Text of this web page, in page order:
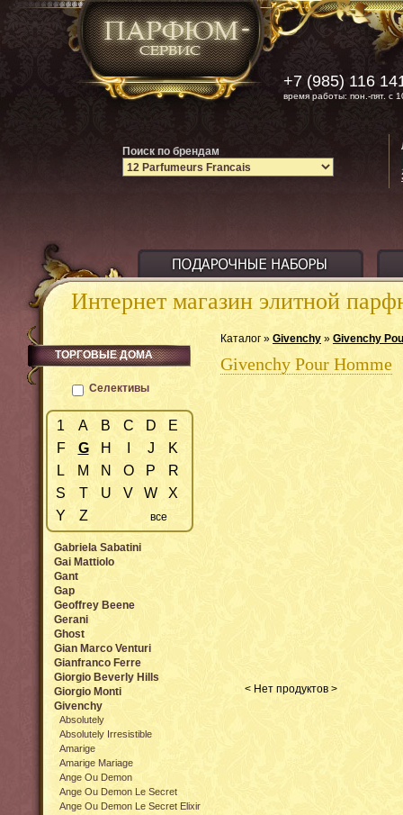
Интернет магазин элитной
Каталог » Givenchy » Givenchy
Givenchy Pour Homme
< Нет продуктов >
ТОРГОВЫЕ ДОМА
Селективы
1 A B C D
E
F
G H J
K
L
M N O P
R
S
T U V W
X
Y
Z все
Gabriela Sabatini
Gai Mattiolo
Gant
Gap
Geoffrey Beene
Gerani
Ghost
Gian Marco Venturi
Gianfranco Ferre
Giorgio Beverly Hills
Giorgio Monti
Givenchy
Absolutely
Absolutely Irresistible
Amarige
Amarige Mariage
Ange Ou Demon
Ange Ou Demon Le Secret
Ange Ou Demon Le Secret Elixir
+7 (985) 116
время работы: пон.-пят. с
Поиск по брендам